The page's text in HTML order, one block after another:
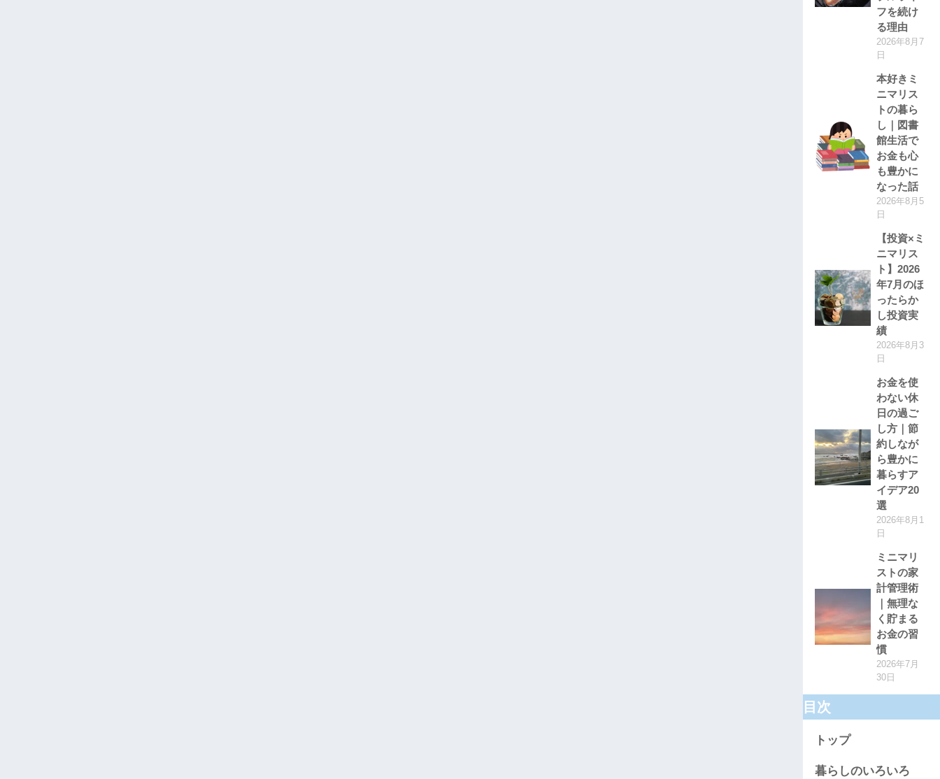
フを続け
る理由
2026年8月7
日
本好きミ
ニマリス
トの暮ら
し｜図書
館生活で
お金も心
も豊かに
なった話
2026年8月5
日
【投資×ミ
ニマリス
ト】2026
年7月のほ
ったらか
し投資実
績
2026年8月3
日
お金を使
わない休
日の過ご
し方｜節
約しなが
ら豊かに
暮らすア
イデア20
選
2026年8月1
日
ミニマリ
ストの家
計管理術
｜無理な
く貯まる
お金の習
慣
2026年7月
30日
目次
トップ
暮らしのいろいろ